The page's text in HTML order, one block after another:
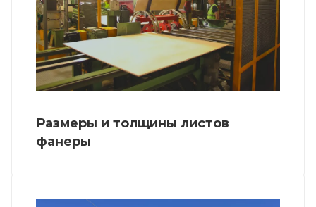
Размеры и толщины листов
фанеры